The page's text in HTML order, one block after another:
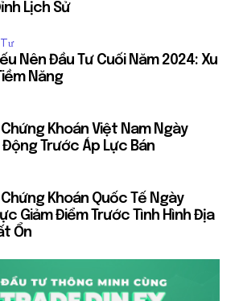
Lịch Sử
Nên Đầu Tư Cuối Năm 2024: Xu
Năng
Chứng Khoán Việt Nam Ngày
Động Trước Áp Lực Bán
Chứng Khoán Quốc Tế Ngày
Giảm Điểm Trước Tình Hình Địa
Ổn